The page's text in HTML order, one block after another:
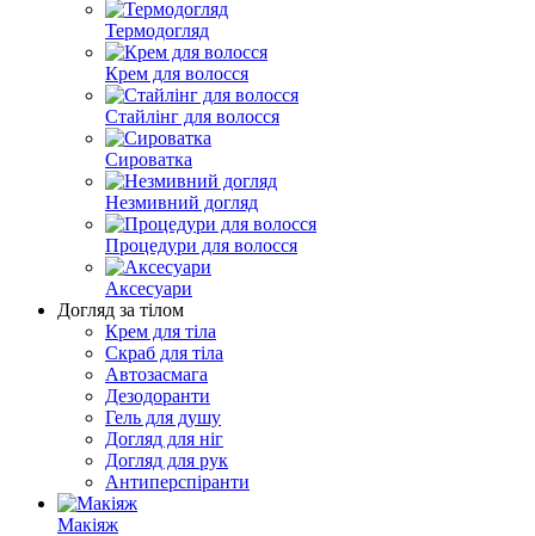
Термодогляд
Крем для волосся
Стайлінг для волосся
Сироватка
Незмивний догляд
Процедури для волосся
Аксесуари
Догляд за тілом
Крем для тіла
Скраб для тіла
Автозасмага
Дезодоранти
Гель для душу
Догляд для ніг
Догляд для рук
Антиперспіранти
Макіяж